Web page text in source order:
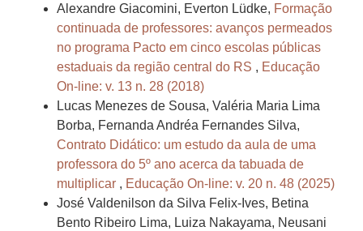
Alexandre Giacomini, Everton Lüdke, Formação
continuada de professores: avanços permeados
no programa Pacto em cinco escolas públicas
estaduais da região central do RS , Educação
On-line: v. 13 n. 28 (2018)
Lucas Menezes de Sousa, Valéria Maria Lima
Borba, Fernanda Andréa Fernandes Silva,
Contrato Didático: um estudo da aula de uma
professora do 5º ano acerca da tabuada de
multiplicar , Educação On-line: v. 20 n. 48 (2025)
José Valdenilson da Silva Felix-Ives, Betina
Bento Ribeiro Lima, Luiza Nakayama, Neusani